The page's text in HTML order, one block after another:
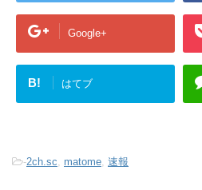
Google+
B! はてブ
-2ch.sc matome 速報